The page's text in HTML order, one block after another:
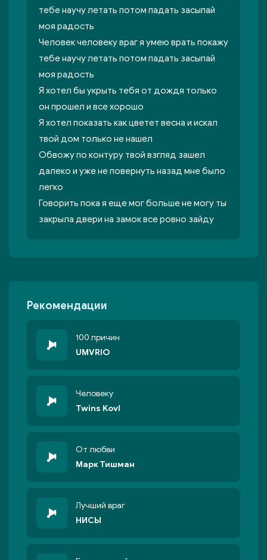
тебе научу летать потом падать засыпай
моя радость
Человек человеку враг я умею врать покажу
тебе научу летать потом падать засыпай
моя радость
Я хотел бы укрыть тебя от дождя только
он прошел и все хорошо
Я хотел показать как цветет весна и искал
твой дом только не нашел
Обвожу по контуру твой взгляд зашел
далеко и уже не повернуть назад мне было
легко
Говорить пока я еще мог больше не могу ты
закрыла двери на замок все ровно зайду
Рекомендации
100 причин
UMVRIO
Человеку
Twins Kovl
От любви
Марк Тишман
Лучший враг
НИСЫ